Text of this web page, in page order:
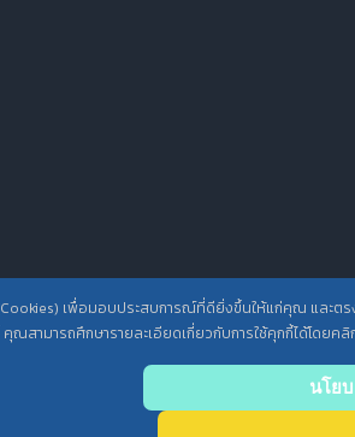
เพื่อมอบประสบการณ์ที่ดียิ่งขึ้นให้แก่คุณ และ
ณสามารถศึกษารายละเอียดเกี่ยวกับการใช้คุกกี้ได้โดยคลิ
นโย